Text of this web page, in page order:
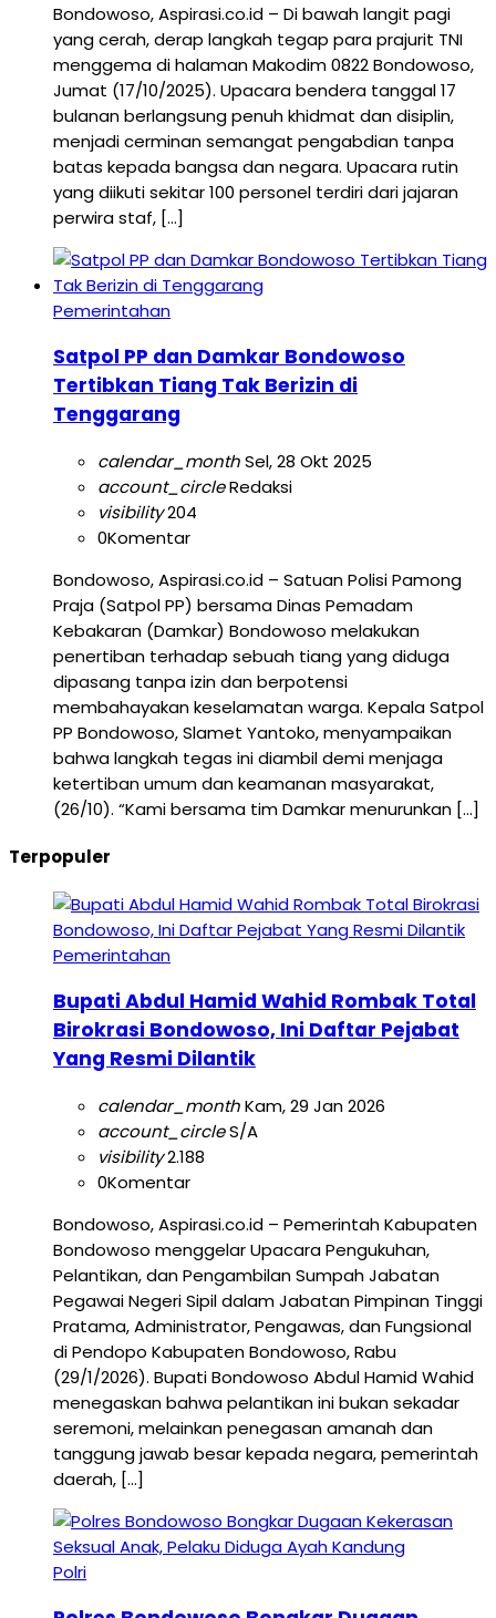
Bondowoso, Aspirasi.co.id – Di bawah langit pagi
yang cerah, derap langkah tegap para prajurit TNI
menggema di halaman Makodim 0822 Bondowoso,
Jumat (17/10/2025). Upacara bendera tanggal 17
bulanan berlangsung penuh khidmat dan disiplin,
menjadi cerminan semangat pengabdian tanpa
batas kepada bangsa dan negara. Upacara rutin
yang diikuti sekitar 100 personel terdiri dari jajaran
perwira staf, […]
Pemerintahan
Satpol PP dan Damkar Bondowoso
Tertibkan Tiang Tak Berizin di
Tenggarang
calendar_monthSel, 28 Okt 2025
account_circleRedaksi
visibility204
0Komentar
Bondowoso, Aspirasi.co.id – Satuan Polisi Pamong
Praja (Satpol PP) bersama Dinas Pemadam
Kebakaran (Damkar) Bondowoso melakukan
penertiban terhadap sebuah tiang yang diduga
dipasang tanpa izin dan berpotensi
membahayakan keselamatan warga. Kepala Satpol
PP Bondowoso, Slamet Yantoko, menyampaikan
bahwa langkah tegas ini diambil demi menjaga
ketertiban umum dan keamanan masyarakat,
(26/10). “Kami bersama tim Damkar menurunkan […]
Terpopuler
Pemerintahan
Bupati Abdul Hamid Wahid Rombak Total
Birokrasi Bondowoso, Ini Daftar Pejabat
Yang Resmi Dilantik
calendar_monthKam, 29 Jan 2026
account_circleS/A
visibility2.188
0Komentar
Bondowoso, Aspirasi.co.id – Pemerintah Kabupaten
Bondowoso menggelar Upacara Pengukuhan,
Pelantikan, dan Pengambilan Sumpah Jabatan
Pegawai Negeri Sipil dalam Jabatan Pimpinan Tinggi
Pratama, Administrator, Pengawas, dan Fungsional
di Pendopo Kabupaten Bondowoso, Rabu
(29/1/2026). Bupati Bondowoso Abdul Hamid Wahid
menegaskan bahwa pelantikan ini bukan sekadar
seremoni, melainkan penegasan amanah dan
tanggung jawab besar kepada negara, pemerintah
daerah, […]
Polri